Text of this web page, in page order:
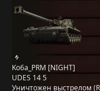
Ko6a_PRM [NIGHT]
UDES 14 5
Уничтожен выстрелом